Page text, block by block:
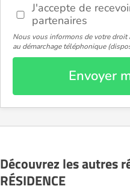
J'accepte de
partenaires
Nous vous informons de votre
au démarchage téléphonique
Envoyer
Découvrez les autres
RÉSIDENCE